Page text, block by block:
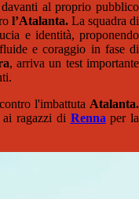
al proprio pubblico
l’Atalanta. La squadra di
e identità, proponendo
e coraggio in fase di
, arriva un test importante
l'imbattuta Atalanta.
ai ragazzi di Renna per la